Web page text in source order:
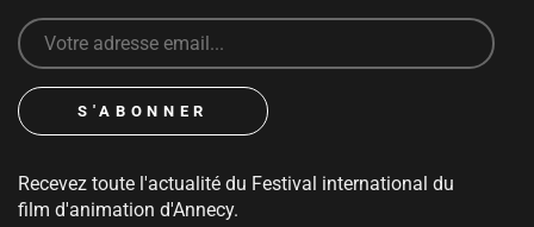
Recevez toute l'actualité du Festival international du
film d'animation d'Annecy.